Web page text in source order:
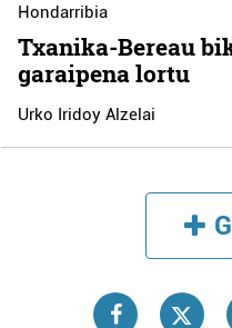
Hondarribia
Txanika-Bereau
garaipena lortu
Urko Iridoy Alzelai